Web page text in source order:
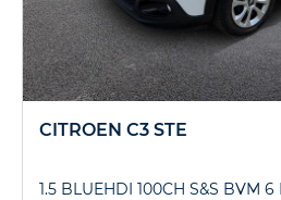
CITROEN C3 STE
1.5 BLUEHDI 100CH S&S BVM 6